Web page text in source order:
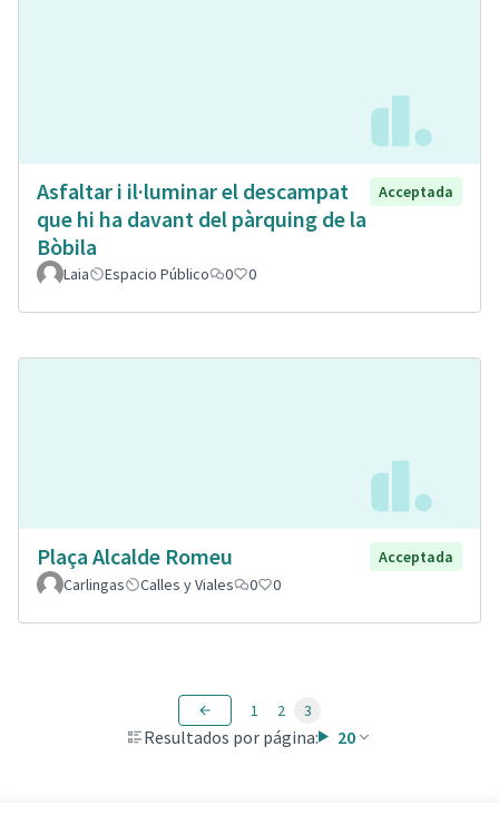
Asfaltar i il·luminar el descampat
que hi ha davant del pàrquing de la
Bòbila
Acceptada
Laia Espacio Público 0 0
Plaça Alcalde Romeu
Acceptada
Carlingas
Calles y Viales 0 0
Resultados por página: 20
1 2 3